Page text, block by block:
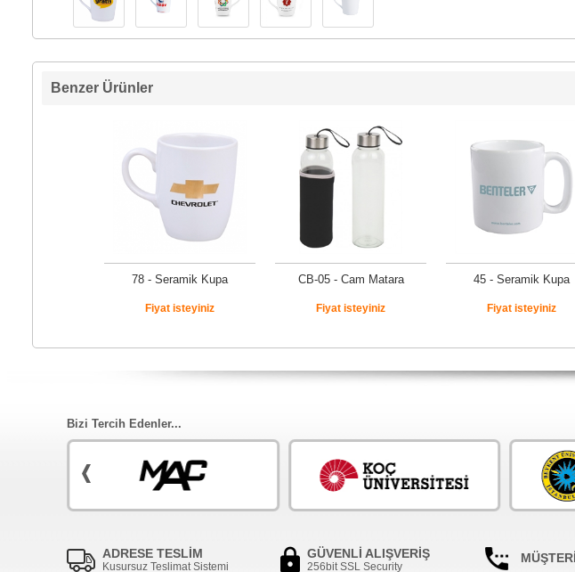
Benzer Ürünler
78 - Seramik Kupa
Fiyat isteyiniz
CB-05 - Cam Matara
Fiyat isteyiniz
45 - Seramik Kupa
Fiyat isteyiniz
Bizi Tercih Edenler...
ADRESE TESLİM
Kusursuz Teslimat Sistemi
GÜVENLİ ALIŞVERİŞ
256bit SSL Security